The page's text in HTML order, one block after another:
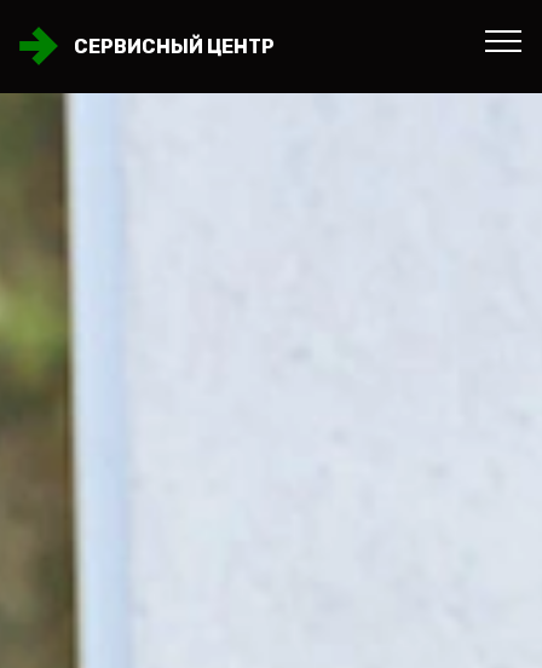
СЕРВИСНЫЙ ЦЕНТР